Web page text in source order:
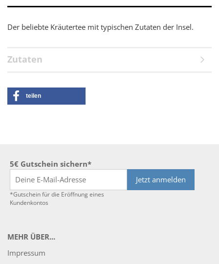
Der beliebte Kräutertee mit typischen Zutaten der Insel.
Zutaten
teilen
5€ Gutschein sichern*
Jetzt anmelden
*Gutschein für die Eröffnung eines
Kundenkontos
MEHR ÜBER...
Impressum